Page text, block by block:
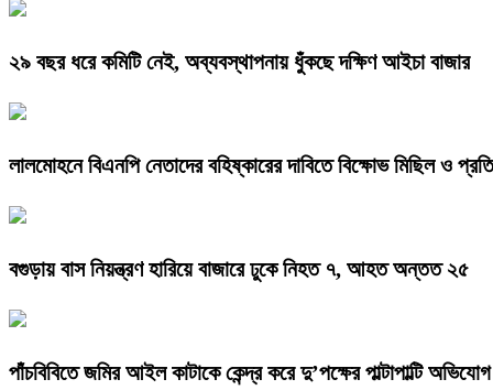
২৯ বছর ধরে কমিটি নেই, অব্যবস্থাপনায় ধুঁকছে দক্ষিণ আইচা বাজার
লালমোহনে বিএনপি নেতাদের বহিষ্কারের দাবিতে বিক্ষোভ মিছিল ও
বগুড়ায় বাস নিয়ন্ত্রণ হারিয়ে বাজারে ঢুকে নিহত ৭, আহত অন্তত ২৫
পাঁচবিবিতে জমির আইল কাটাকে কেন্দ্র করে দু’পক্ষের পাল্টাপাল্টি